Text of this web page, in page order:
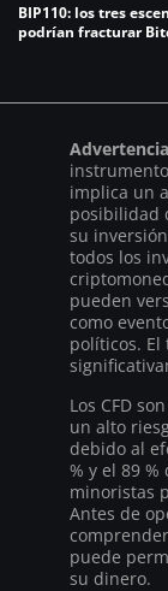
BIP110: los tres
podrían fracturar
implica un
posibilidad
su
todos los
pueden
como
políticos.
Los CFD
un alto
debido al
% y el 89
minoristas
Antes de
puede
su dinero.